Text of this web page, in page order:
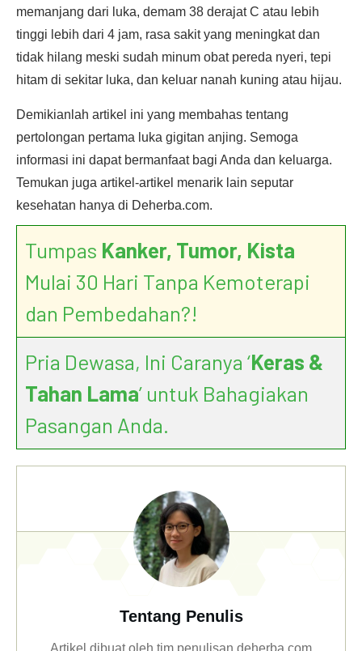
memanjang dari luka, demam 38 derajat C atau lebih
tinggi lebih dari 4 jam, rasa sakit yang meningkat dan
tidak hilang meski sudah minum obat pereda nyeri, tepi
hitam di sekitar luka, dan keluar nanah kuning atau hijau.
Demikianlah artikel ini yang membahas tentang
pertolongan pertama luka gigitan anjing. Semoga
informasi ini dapat bermanfaat bagi Anda dan keluarga.
Temukan juga artikel-artikel menarik lain seputar
kesehatan hanya di Deherba.com.
Tumpas Kanker, Tumor, Kista
Mulai 30 Hari Tanpa Kemoterapi
dan Pembedahan?!
Pria Dewasa, Ini Caranya ‘Keras &
Tahan Lama’ untuk Bahagiakan
Pasangan Anda.
Tentang Penulis
Artikel dibuat oleh tim penulisan deherba.com